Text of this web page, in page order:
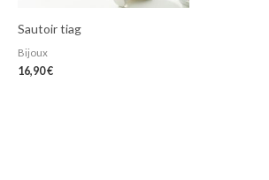
Sautoir tiag
Bijoux
16,90€